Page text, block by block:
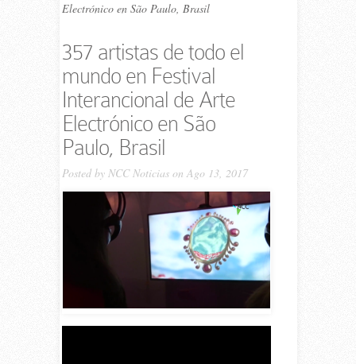
Electrónico en São Paulo, Brasil
357 artistas de todo el
mundo en Festival
Interancional de Arte
Electrónico en São
Paulo, Brasil
Posted by NCC Noticiason Ago 13, 2017